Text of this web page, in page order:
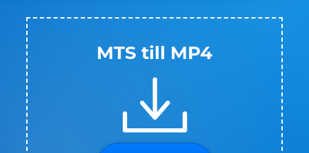
MTS till MP4